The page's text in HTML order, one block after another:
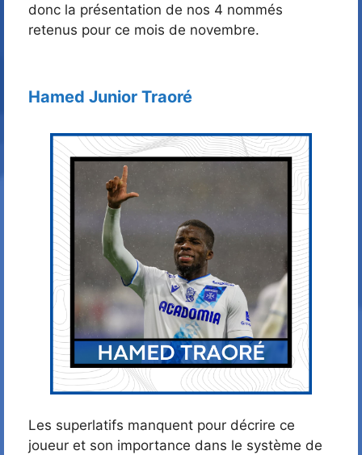
donc la présentation de nos 4 nommés
retenus pour ce mois de novembre.
Hamed Junior Traoré
Les superlatifs manquent pour décrire ce
joueur et son importance dans le système de